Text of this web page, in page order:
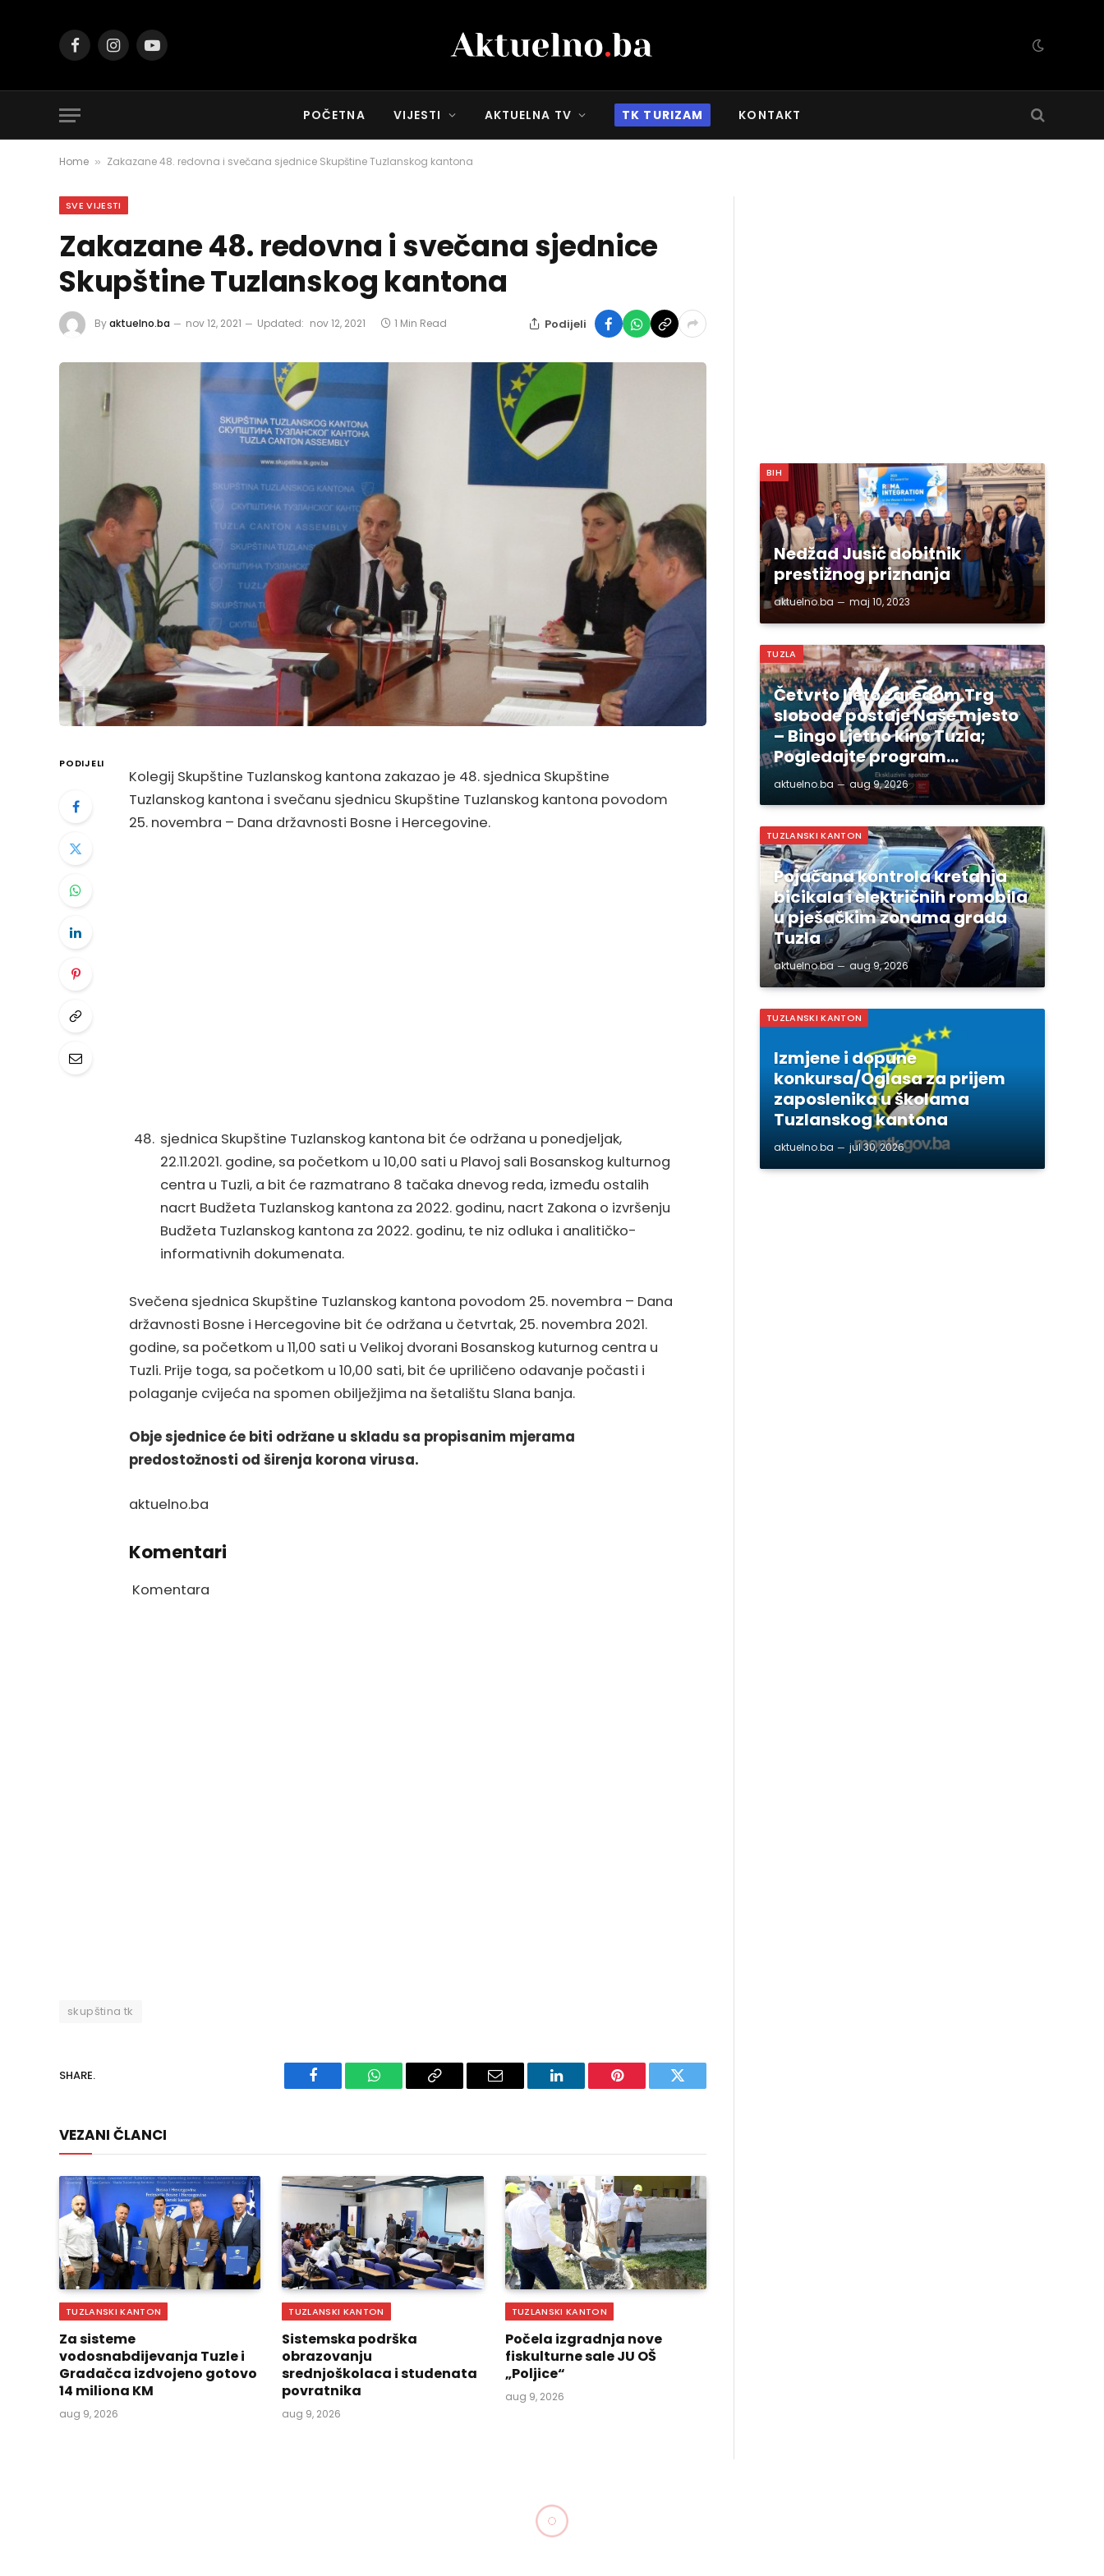
FacebookInstagramYouTube
POČETNA VIJESTI AKTUELNA TV TK TURIZAM KONTAKT
Home » Zakazane 48. redovna i svečana sjednice Skupštine Tuzlanskog kantona
SVE VIJESTI
Zakazane 48. redovna i svečana sjednice
Skupštine Tuzlanskog kantona
Byaktuelno.ba nov 12, 2021 Updated: nov 12, 2021 1 Min Read Podijeli
PODIJELI
Kolegij Skupštine Tuzlanskog kantona zakazao je 48. sjednica Skupštine
Tuzlanskog kantona i svečanu sjednicu Skupštine Tuzlanskog kantona povodom
25. novembra – Dana državnosti Bosne i Hercegovine.
sjednica Skupštine Tuzlanskog kantona bit će održana u ponedjeljak,
22.11.2021. godine, sa početkom u 10,00 sati u Plavoj sali Bosanskog kulturnog
centra u Tuzli, a bit će razmatrano 8 tačaka dnevog reda, između ostalih
nacrt Budžeta Tuzlanskog kantona za 2022. godinu, nacrt Zakona o izvršenju
Budžeta Tuzlanskog kantona za 2022. godinu, te niz odluka i analitičko-
informativnih dokumenata.
Svečena sjednica Skupštine Tuzlanskog kantona povodom 25. novembra – Dana
državnosti Bosne i Hercegovine bit će održana u četvrtak, 25. novembra 2021.
godine, sa početkom u 11,00 sati u Velikoj dvorani Bosanskog kuturnog centra u
Tuzli. Prije toga, sa početkom u 10,00 sati, bit će upriličeno odavanje počasti i
polaganje cvijeća na spomen obilježjima na šetalištu Slana banja.
Obje sjednice će biti održane u skladu sa propisanim mjerama
predostožnosti od širenja korona virusa.
aktuelno.ba
Komentari
Komentara
skupština tk
SHARE.
Facebook WhatsAppCopy
Email LinkedIn Pinterest Twitter
VEZANI ČLANCI
TUZLANSKI KANTON
Za sisteme
vodosnabdijevanja Tuzle i
Gradačca izdvojeno gotovo
14 miliona KM
aug 9, 2026
TUZLANSKI KANTON
Sistemska podrška
obrazovanju
srednjoškolaca i studenata
povratnika
aug 9, 2026
TUZLANSKI KANTON
Počela izgradnja nove
fiskulturne sale JU OŠ
„Poljice“
aug 9, 2026
BIH
Nedžad Jusić dobitnik
prestižnog priznanja
aktuelno.ba maj 10, 2023
TUZLA
Četvrto ljeto zaredom Trg
slobode postaje Naše mjesto
– Bingo Ljetno kino Tuzla;
Pogledajte program…
aktuelno.ba aug 9, 2026
TUZLANSKI KANTON
Pojačana kontrola kretanja
bicikala i električnih romobila
u pješačkim zonama grada
Tuzla
aktuelno.ba aug 9, 2026
TUZLANSKI KANTON
Izmjene i dopune
konkursa/Oglasa za prijem
zaposlenika u školama
Tuzlanskog kantona
aktuelno.ba jul 30, 2026